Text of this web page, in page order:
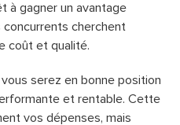
à gagner un avantage
cherchent
coût et qualité.
serez en bonne position
et rentable. Cette
vos dépenses, mais